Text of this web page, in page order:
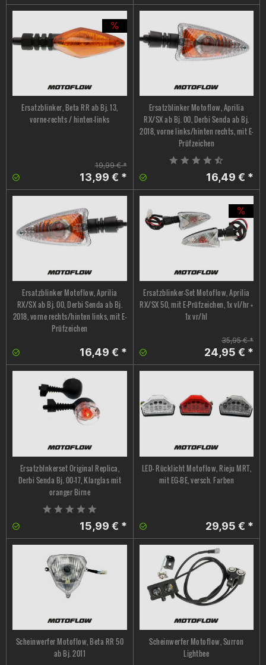
Ersatzblinker, Beta RR ab Bj. 13,
vorne-rechts / hinten-links
19,99 € *
13,99 € *
Ersatzblinker Motoflow, Aprilia
RX/SX ab Bj. 00, Derbi Senda ab Bj.
2018, vorne links/hinten rechts, mit E-
Prüfzeichen
16,49 € *
Ersatzblinker Motoflow, Aprilia
RX/SX ab Bj. 00, Derbi Senda ab Bj.
2018, vorne rechts/hinten links, mit E-
Prüfzeichen
16,49 € *
Ersatzblinker-Set Motoflow, Aprilia
RX/SX 50, mit E-Prüfzeichen, 1x vl/hr +
1x vr/hl
35,95 € *
24,95 € *
Ersatzblnkerset Original Replica,
Derbi Senda Bj. 00-17, Klarglas mit
oranger Birne
15,99 € *
LED- Rücklicht Motoflow, Rieju MRT,
mit EG-BE, versch. Farben
29,95 € *
Scheinwerfer Motoflow, Beta RR 50
ab Bj. 2011
Scheinwerfer Motoflow, Surron
Lightbee